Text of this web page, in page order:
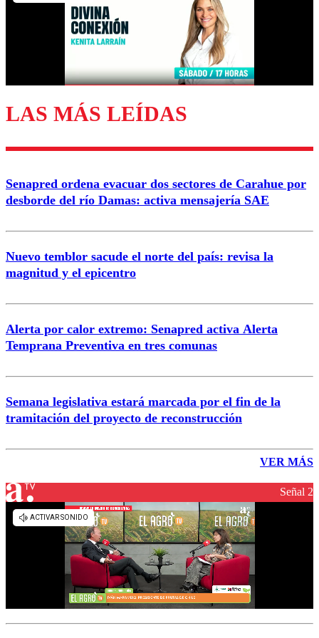
Enviar comentario
LAS MÁS LEÍDAS
Senapred ordena evacuar dos sectores de Carahue por
desborde del río Damas: activa mensajería SAE
Nuevo temblor sacude el norte del país: revisa la
magnitud y el epicentro
Alerta por calor extremo: Senapred activa Alerta
Temprana Preventiva en tres comunas
Semana legislativa estará marcada por el fin de la
tramitación del proyecto de reconstrucción
VER MÁS
Señal 2